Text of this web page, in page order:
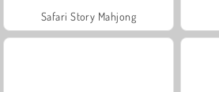
Safari Story Mahjong